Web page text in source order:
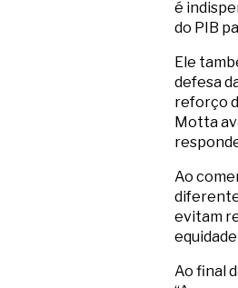
é
do PIB
Ele
defesa
reforço
Motta
Ao
evitam
Ao final